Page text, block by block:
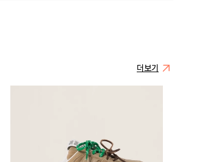
더보기